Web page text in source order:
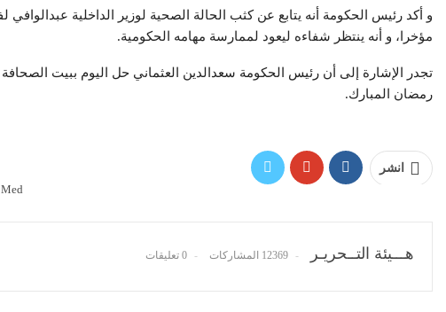
و أكد رئيس الحكومة أنه يتابع عن كثب الحالة الصحية لوزير الداخلية
مؤخرا، و أنه ينتظر شفاءه ليعود لممارسة مهامه الحكومية.
تجدر الإشارة إلى أن رئيس الحكومة سعدالدين العثماني حل اليوم ببيت
رمضان المبارك.
انشر
هـــيئة التــحريـر 12369 المشاركات 0 تعليقات